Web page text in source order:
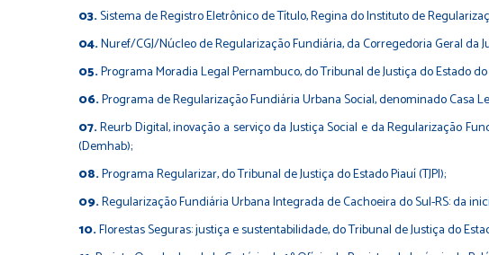
Sistema de Registro Eletrônico de Título, Regina do Instituto de
Nuref/CGJ/Núcleo de Regularização Fundiária, da Corregedoria Geral da
Programa Moradia Legal Pernambuco, do Tribunal de Justiça do Estado do
Programa de Regularização Fundiária Urbana Social, denominado Casa
Reurb Digital, inovação a serviço da Justiça Social e da Regularização
(Demhab);
Programa Regularizar, do Tribunal de Justiça do Estado Piauí (TJPI);
Regularização Fundiária Urbana Integrada de Cachoeira do Sul-RS: da
Florestas Seguras: justiça e sustentabilidade, do Tribunal de Justiça do